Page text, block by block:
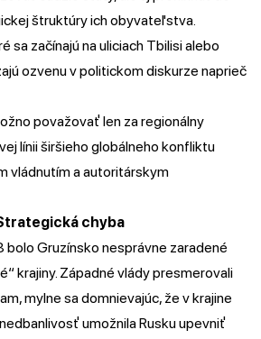
štruktúry ich obyvateľstva.
sa začínajú na uliciach Tbilisi alebo
ozvenu v politickom diskurze naprieč
považovať len za regionálny
línii širšieho globálneho konfliktu
vládnutím a autoritárskym
chyba
bolo Gruzínsko nesprávne zaradené
krajiny. Západné vlády presmerovali
mylne sa domnievajúc, že v krajine
umožnila Rusku upevniť